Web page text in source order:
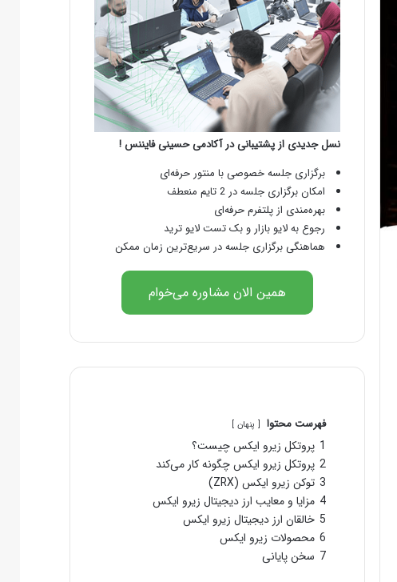
نسل جدیدی از پشتیبانی در آکادمی حسینی فایننس !
برگزاری جلسه خصوصی با منتور حرفه‌ای
امکان برگزاری جلسه در 2 تایم منعطف
بهره‌مندی از پلتفرم حرفه‌ای
رجوع به لایو بازار و بک تست لایو ترید
هماهنگی برگزاری جلسه در سریع‌ترین زمان ممکن
همین الان مشاوره می‌خوام
فهرست محتوا پنهان
1 پروتکل زیرو ایکس چیست؟
2 پروتکل زیرو ایکس چگونه کار می‌کند
3 توکن زیرو ایکس (ZRX)
4 مزایا و معایب ارز دیجیتال زیرو ایکس
5 خالقان ارز دیجیتال زیرو ایکس
6 محصولات زیرو ایکس
7 سخن پایانی